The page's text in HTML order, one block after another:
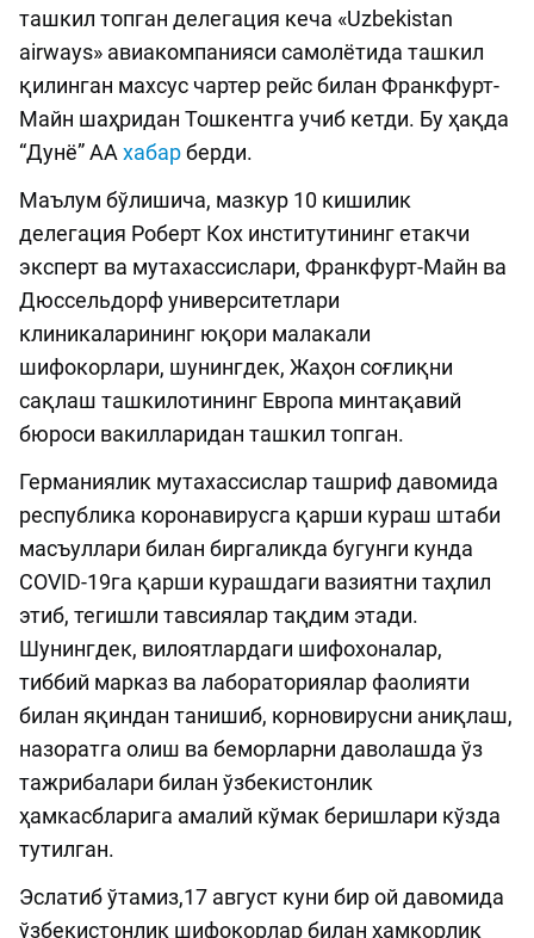
ташкил топган делегация кеча «Uzbekistan
airways» авиакомпанияси самолётида ташкил
қилинган махсус чартер рейс билан Франкфурт-
Майн шаҳридан Тошкентга учиб кетди. Бу ҳақда
“Дунё” ААхабарберди.
Маълум бўлишича, мазкур 10 кишилик
делегация Роберт Кох институтининг етакчи
эксперт ва мутахассислари, Франкфурт-Майн ва
Дюссельдорф университетлари
клиникаларининг юқори малакали
шифокорлари, шунингдек, Жаҳон соғлиқни
сақлаш ташкилотининг Европа минтақавий
бюроси вакилларидан ташкил топган.
Германиялик мутахассислар ташриф давомида
республика коронавирусга қарши кураш штаби
масъуллари билан биргаликда бугунги кунда
COVID-19га қарши курашдаги вазиятни таҳлил
этиб, тегишли тавсиялар тақдим этади.
Шунингдек, вилоятлардаги шифохоналар,
тиббий марказ ва лабораториялар фаолияти
билан яқиндан танишиб, корновирусни аниқлаш,
назоратга олиш ва беморларни даволашда ўз
тажрибалари билан ўзбекистонлик
ҳамкасбларига амалий кўмак беришлари кўзда
тутилган.
Эслатиб ўтамиз,17 август куни бир ой давомида
ўзбекистонлик шифокорлар билан ҳамкорлик